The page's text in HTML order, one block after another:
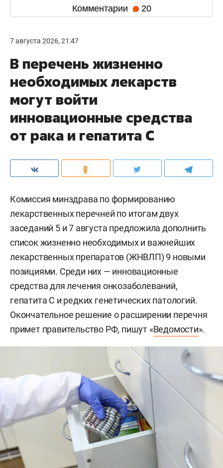
Комментарии 20
7 августа 2026, 21:47
В перечень жизненно
необходимых лекарств
могут войти
инновационные средства
от рака и гепатита С
Комиссия минздрава по формированию
лекарственных перечней по итогам двух
заседаний 5 и 7 августа предложила дополнить
список жизненно необходимых и важнейших
лекарственных препаратов (ЖНВЛП) 9 новыми
позициями. Среди них — инновационные
средства для лечения онкозаболеваний,
гепатита С и редких генетических патологий.
Окончательное решение о расширении перечня
примет правительство РФ, пишут «Ведомости».